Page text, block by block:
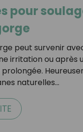
pour
peut survenir
irritation ou après
naturelles…